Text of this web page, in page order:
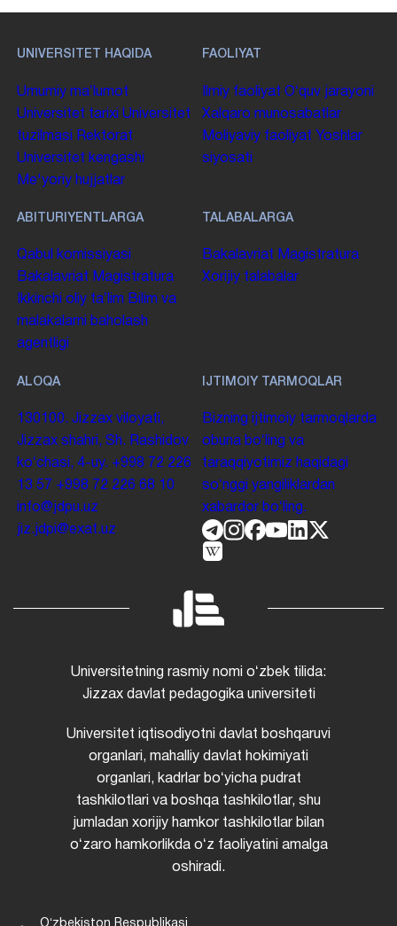
UNIVERSITET HAQIDA
Umumiy maʼlumot
Universitet tarixi Universitet
tuzilmasi Rektorat
Universitet kengashi
Me'yoriy hujjatlar
FAOLIYAT
Ilmiy faoliyat Oʻquv jarayoni
Xalqaro munosabatlar
Moliyaviy faoliyat Yoshlar
siyosati
ABITURIYENTLARGA
Qabul komissiyasi
Bakalavriat Magistratura
Ikkinchi oliy taʼlim Bilim va
malakalarni baholash
agentligi
TALABALARGA
Bakalavriat Magistratura
Xorijiy talabalar
ALOQA
130100. Jizzax viloyati,
Jizzax shahri, Sh. Rashidov
koʻchasi, 4-uy. +998 72 226
13 57 +998 72 226 68 10
info@jdpu.uz
jiz.jdpi@exat.uz
IJTIMOIY TARMOQLAR
Bizning ijtimoiy tarmoqlarda
obuna boʻling va
taraqqiyotimiz haqidagi
soʻnggi yangiliklardan
xabardor boʻling.
Universitetning rasmiy nomi oʻzbek tilida:
Jizzax davlat pedagogika universiteti
Universitet iqtisodiyotni davlat boshqaruvi
organlari, mahalliy davlat hokimiyati
organlari, kadrlar boʻyicha pudrat
tashkilotlari va boshqa tashkilotlar, shu
jumladan xorijiy hamkor tashkilotlar bilan
oʻzaro hamkorlikda oʻz faoliyatini amalga
oshiradi.
Oʻzbekiston Respublikasi